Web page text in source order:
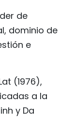
de
dominio de
e
(1976),
a la
y Da